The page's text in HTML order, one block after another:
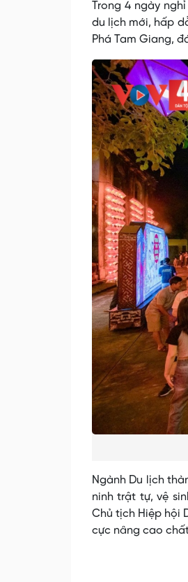
Trong 4 ngày
du lịch mới, hấp
Phá Tam Giang,
Ngành Du lịch
ninh trật tự, vệ
Chủ tịch Hiệp hội
cực nâng cao